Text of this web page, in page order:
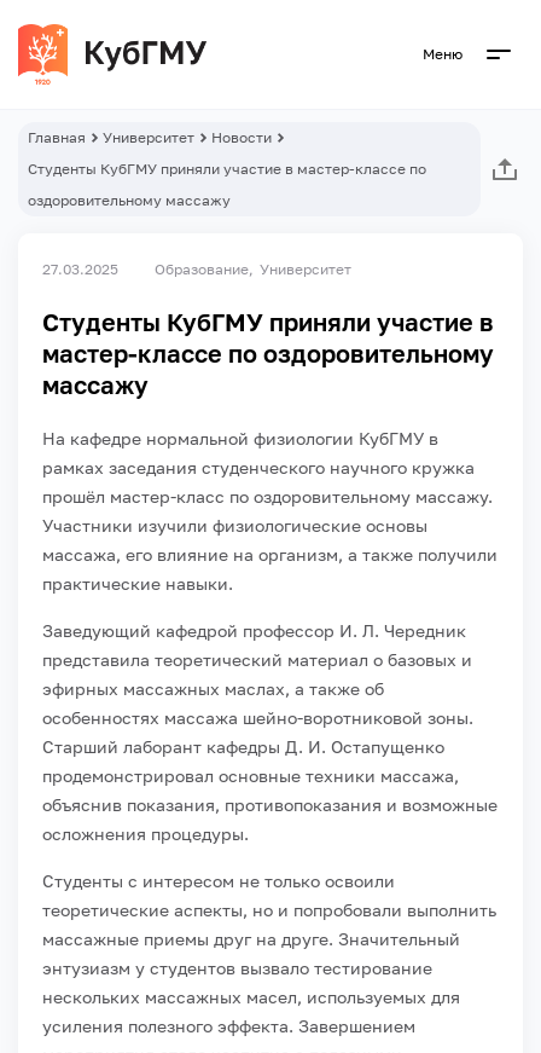
Меню
Главная Университет
Новости
Студенты КубГМУ приняли участие в мастер-классе по
оздоровительному массажу
27.03.2025 Образование Университет
Студенты КубГМУ приняли участие в
мастер-классе по оздоровительному
массажу
На кафедре нормальной физиологии КубГМУ в
рамках заседания студенческого научного кружка
прошёл мастер-класс по оздоровительному массажу.
Участники изучили физиологические основы
массажа, его влияние на организм, а также получили
практические навыки.
Заведующий кафедрой профессор И. Л. Чередник
представила теоретический материал о базовых и
эфирных массажных маслах, а также об
особенностях массажа шейно-воротниковой зоны.
Старший лаборант кафедры Д. И. Остапущенко
продемонстрировал основные техники массажа,
объяснив показания, противопоказания и возможные
осложнения процедуры.
Студенты с интересом не только освоили
теоретические аспекты, но и попробовали выполнить
массажные приемы друг на друге. Значительный
энтузиазм у студентов вызвало тестирование
нескольких массажных масел, используемых для
усиления полезного эффекта. Завершением